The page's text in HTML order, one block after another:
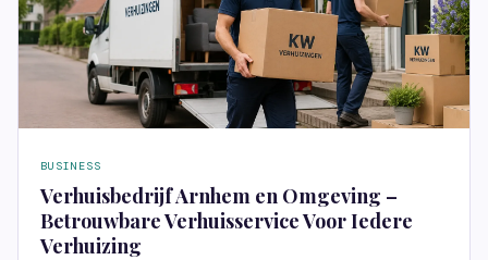
BUSINESS
Verhuisbedrijf Arnhem en Omgeving –
Betrouwbare Verhuisservice Voor Iedere
Verhuizing